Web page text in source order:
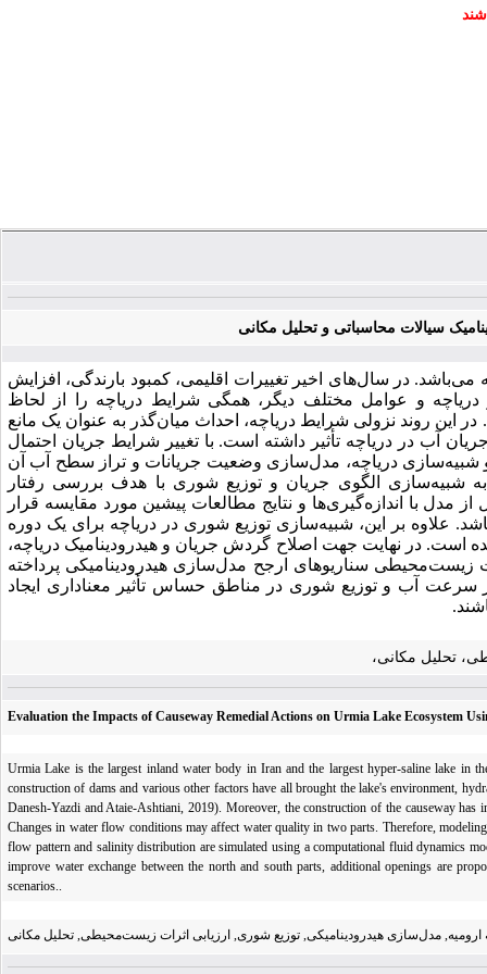
سیالات محاسباتی و تحلیل مکانی
در سال‌های اخیر تغییرات اقلیمی، کمبود بارندگی، افزایش
و عوامل مختلف دیگر، همگی شرایط دریاچه را از لحاظ
روند نزولی شرایط دریاچه، احداث میان‌گذر به عنوان یک مانع
آب در دریاچه تأثیر داشته است. با تغییر شرایط جریان احتمال
و شبیه‌سازی دریاچه، مدل‌سازی وضعیت جریانات و تراز سطح آب آن
شبیه‌سازی الگوی جریان و توزیع شوری با هدف بررسی رفتار
مدل با اندازه‌گیری‌ها و نتایج مطالعات پیشین مورد مقایسه قرار
علاوه بر این، شبیه‌سازی توزیع شوری در دریاچه برای یک دوره
است. در نهایت جهت اصلاح گردش جریان و هیدرودینامیک دریاچه،
زیست‌محیطی سناریوهای ارجح مدل‌سازی هیدرودینامیکی پرداخته
آب و توزیع شوری در مناطق حساس تأثیر معنا‌داری ایجاد
تحلیل مکانی،
Evaluation the Impacts of Causeway Remedial Actions on Urmia Lake Ecosystem
Urmia Lake is the largest inland water body in Iran and the largest hyper-saline lake in
construction of dams and various other factors have all brought the lake's environment,
Danesh-Yazdi and Ataie-Ashtiani, 2019). Moreover, the construction of the causeway
Changes in water flow conditions may affect water quality in two parts. Therefore,
flow pattern and salinity distribution are simulated using a computational fluid dynamics
improve water exchange between the north and south parts, additional openings are
scenarios..
ارومیه, مدل‌سازی هیدرودینامیکی, توزیع شوری, ارزیابی اثرات زیست‌محیطی, تحلیل مکانی